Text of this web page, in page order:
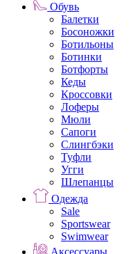
Обувь
Балетки
Босоножки
Ботильоны
Ботинки
Ботфорты
Кеды
Кроссовки
Лоферы
Мюли
Сапоги
Слингбэки
Туфли
Угги
Шлепанцы
Одежда
Sale
Sportswear
Swimwear
Аксессуары